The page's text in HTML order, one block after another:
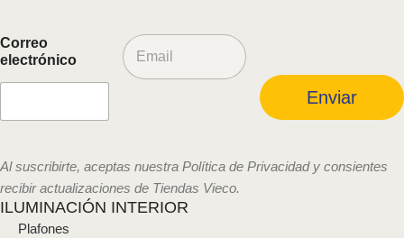
Correo
electrónico
C
o
l
c
t
Enviar
Al suscribirte, aceptas nuestra Política de Privacidad y consientes
recibir actualizaciones de Tiendas Vieco.
ILUMINACIÓN INTERIOR
Plafones